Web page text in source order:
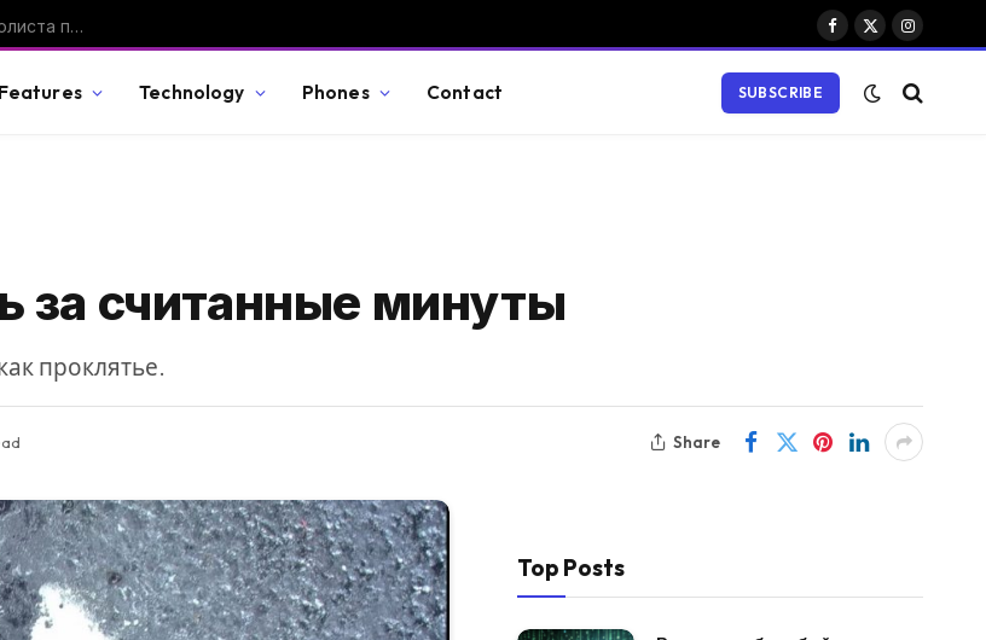
Умер Хорхе Месси, воспитавший величайшего футболиста планеты
Facebook
X
Instagram
Features Technology Phones Contact SUBSCRIBE
за считанные минуты
проклятье.
Share
Top Posts